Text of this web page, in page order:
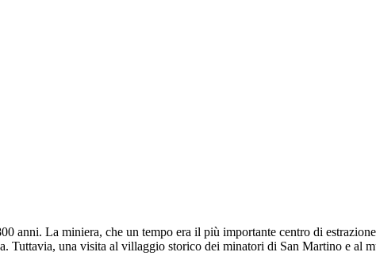
anni. La miniera, che un tempo era il più importante centro di
Tuttavia, una visita al villaggio storico dei minatori di San Martino e al